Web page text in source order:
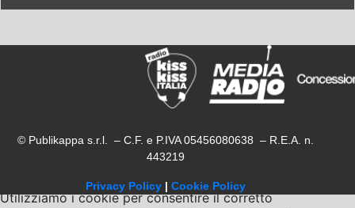
© Publikappa s.r.l. – C.F. e P.IVA 05456080638 – R.E.A. n.
443219
Privacy Policy | Cookie Policy
Utilizziamo i cookie per consentire il corretto